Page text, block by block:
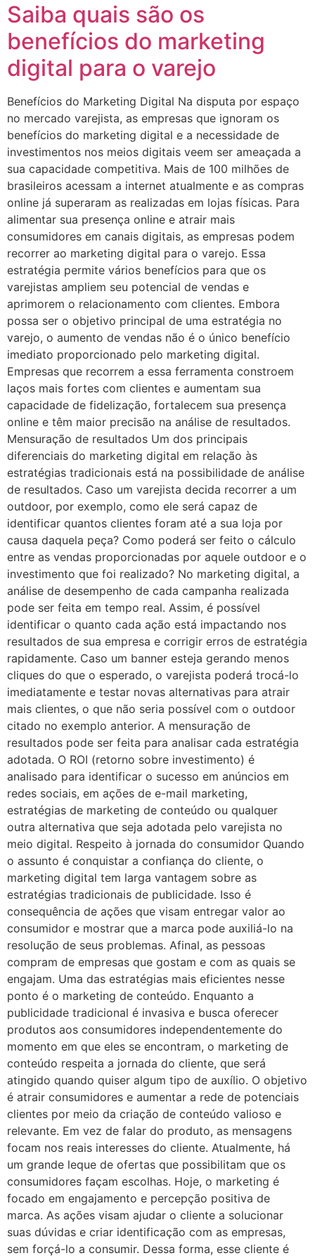
Saiba quais são os
benefícios do marketing
digital para o varejo
Benefícios do Marketing Digital Na disputa por espaço
no mercado varejista, as empresas que ignoram os
benefícios do marketing digital e a necessidade de
investimentos nos meios digitais veem ser ameaçada a
sua capacidade competitiva. Mais de 100 milhões de
brasileiros acessam a internet atualmente e as compras
online já superaram as realizadas em lojas físicas. Para
alimentar sua presença online e atrair mais
consumidores em canais digitais, as empresas podem
recorrer ao marketing digital para o varejo. Essa
estratégia permite vários benefícios para que os
varejistas ampliem seu potencial de vendas e
aprimorem o relacionamento com clientes. Embora
possa ser o objetivo principal de uma estratégia no
varejo, o aumento de vendas não é o único benefício
imediato proporcionado pelo marketing digital.
Empresas que recorrem a essa ferramenta constroem
laços mais fortes com clientes e aumentam sua
capacidade de fidelização, fortalecem sua presença
online e têm maior precisão na análise de resultados.
Mensuração de resultados Um dos principais
diferenciais do marketing digital em relação às
estratégias tradicionais está na possibilidade de análise
de resultados. Caso um varejista decida recorrer a um
outdoor, por exemplo, como ele será capaz de
identificar quantos clientes foram até a sua loja por
causa daquela peça? Como poderá ser feito o cálculo
entre as vendas proporcionadas por aquele outdoor e o
investimento que foi realizado? No marketing digital, a
análise de desempenho de cada campanha realizada
pode ser feita em tempo real. Assim, é possível
identificar o quanto cada ação está impactando nos
resultados de sua empresa e corrigir erros de estratégia
rapidamente. Caso um banner esteja gerando menos
cliques do que o esperado, o varejista poderá trocá-lo
imediatamente e testar novas alternativas para atrair
mais clientes, o que não seria possível com o outdoor
citado no exemplo anterior. A mensuração de
resultados pode ser feita para analisar cada estratégia
adotada. O ROI (retorno sobre investimento) é
analisado para identificar o sucesso em anúncios em
redes sociais, em ações de e-mail marketing,
estratégias de marketing de conteúdo ou qualquer
outra alternativa que seja adotada pelo varejista no
meio digital. Respeito à jornada do consumidor Quando
o assunto é conquistar a confiança do cliente, o
marketing digital tem larga vantagem sobre as
estratégias tradicionais de publicidade. Isso é
consequência de ações que visam entregar valor ao
consumidor e mostrar que a marca pode auxiliá-lo na
resolução de seus problemas. Afinal, as pessoas
compram de empresas que gostam e com as quais se
engajam. Uma das estratégias mais eficientes nesse
ponto é o marketing de conteúdo. Enquanto a
publicidade tradicional é invasiva e busca oferecer
produtos aos consumidores independentemente do
momento em que eles se encontram, o marketing de
conteúdo respeita a jornada do cliente, que será
atingido quando quiser algum tipo de auxílio. O objetivo
é atrair consumidores e aumentar a rede de potenciais
clientes por meio da criação de conteúdo valioso e
relevante. Em vez de falar do produto, as mensagens
focam nos reais interesses do cliente. Atualmente, há
um grande leque de ofertas que possibilitam que os
consumidores façam escolhas. Hoje, o marketing é
focado em engajamento e percepção positiva de
marca. As ações visam ajudar o cliente a solucionar
suas dúvidas e criar identificação com as empresas,
sem forçá-lo a consumir. Dessa forma, esse cliente é